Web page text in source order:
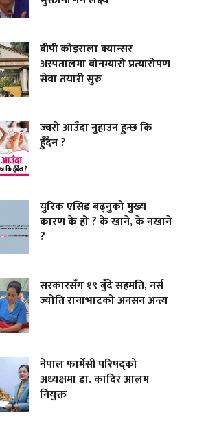
बीपी कोइराला क्यान्सर
अस्पतालमा बोनम्यारो प्रत्यारोपण
सेवा तयारी सुरु
ज्वरो आउँदा नुहाउन हुन्छ कि
हुँदैन ?
युरिक एसिड बढ्नुको मुख्य
कारण के हो ? के खाने, के नखाने
?
सरकारसँग १९ बुँदे सहमति, नर्स
ज्योति रानाभाटको अनसन अन्त्य
नेपाल फार्मेसी परिषद्को
अध्यक्षमा डा. कादिर आलम
नियुक्त